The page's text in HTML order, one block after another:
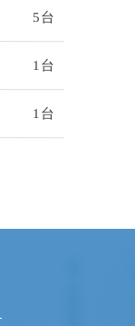
5台
1台
1台